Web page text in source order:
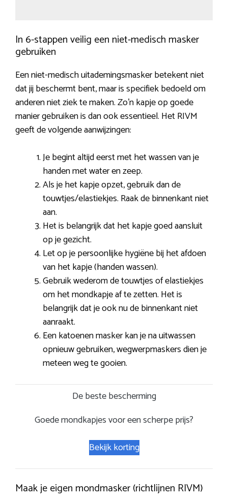
In 6-stappen veilig een niet-medisch masker
gebruiken
Een niet-medisch uitademingsmasker betekent niet
dat jij beschermt bent, maar is specifiek bedoeld om
anderen niet ziek te maken. Zo’n kapje op goede
manier gebruiken is dan ook essentieel. Het RIVM
geeft de volgende aanwijzingen:
Je begint altijd eerst met het wassen van je
handen met water en zeep.
Als je het kapje opzet, gebruik dan de
touwtjes/elastiekjes. Raak de binnenkant niet
aan.
Het is belangrijk dat het kapje goed aansluit
op je gezicht.
Let op je persoonlijke hygiëne bij het afdoen
van het kapje (handen wassen).
Gebruik wederom de touwtjes of elastiekjes
om het mondkapje af te zetten. Het is
belangrijk dat je ook nu de binnenkant niet
aanraakt.
Een katoenen masker kan je na uitwassen
opnieuw gebruiken, wegwerpmaskers dien je
meteen weg te gooien.
De beste bescherming
Goede mondkapjes voor een scherpe prijs?
Bekijk korting
Maak je eigen mondmasker (richtlijnen RIVM)